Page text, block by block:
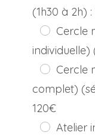
(1h30 à 2h)
Cercle
individuelle)
Cercle
complet)
120€
Atelier